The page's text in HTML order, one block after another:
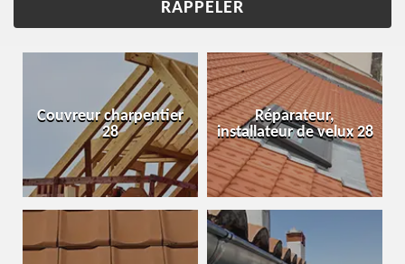
Couvreur charpentier
28
Réparateur,
installateur de velux 28